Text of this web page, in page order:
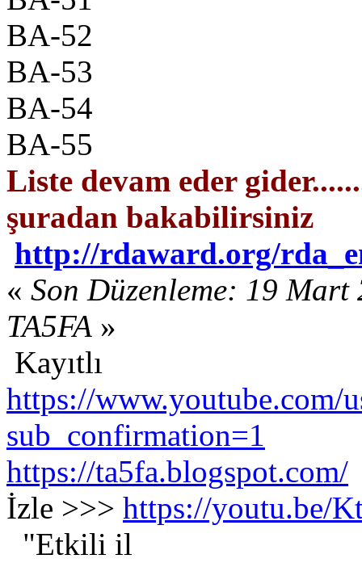
BA-52
BA-53
BA-54
BA-55
Liste devam eder
şuradan bakabilirsiniz
http://rdaward.org/
« Son Düzenleme: 19
TA5FA »
Kayıtlı
https://www.youtube.com/
sub_confirmation=1
https://ta5fa.blogspot.com/
İzle >>> https://youtu.be/
"Etkili il